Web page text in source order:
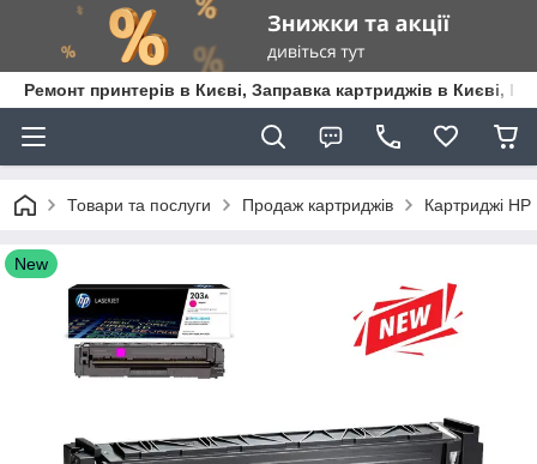
Ремонт принтерів в Києві, Заправка картриджів в Києві,
Товари та послуги Продаж картриджів Картриджі HP
New